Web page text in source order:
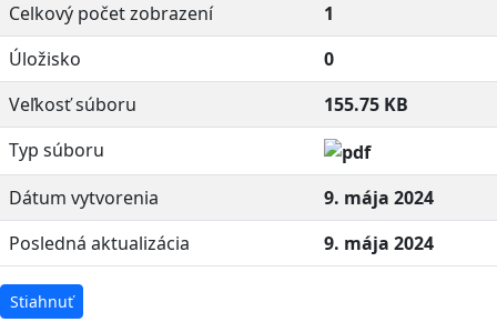
Celkový počet zobrazení
1
Úložisko
0
Veľkosť súboru
155.75 KB
Typ súboru
Dátum vytvorenia
9. mája 2024
Posledná aktualizácia
9. mája 2024
Stiahnuť